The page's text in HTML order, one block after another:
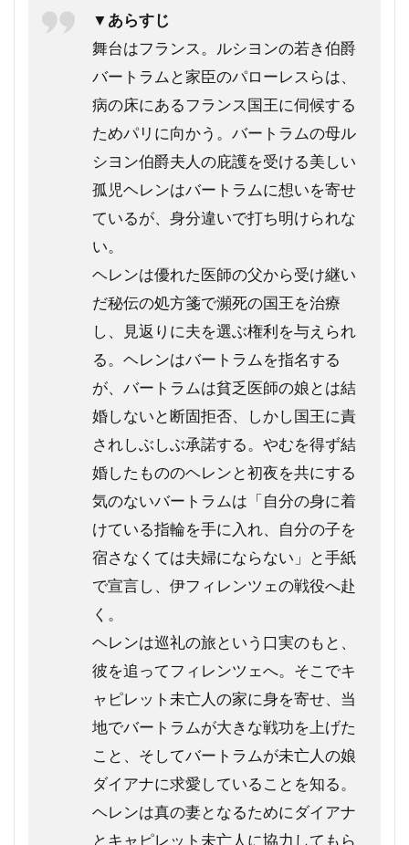
▼あらすじ
舞台はフランス。ルシヨンの若き伯爵
バートラムと家臣のパローレスらは、
病の床にあるフランス国王に伺候する
ためパリに向かう。バートラムの母ル
シヨン伯爵夫人の庇護を受ける美しい
孤児ヘレンはバートラムに想いを寄せ
ているが、身分違いで打ち明けられな
い。
ヘレンは優れた医師の父から受け継い
だ秘伝の処方箋で瀕死の国王を治療
し、見返りに夫を選ぶ権利を与えられ
る。ヘレンはバートラムを指名する
が、バートラムは貧乏医師の娘とは結
婚しないと断固拒否、しかし国王に責
されしぶしぶ承諾する。やむを得ず結
婚したもののヘレンと初夜を共にする
気のないバートラムは「自分の身に着
けている指輪を手に入れ、自分の子を
宿さなくては夫婦にならない」と手紙
で宣言し、伊フィレンツェの戦役へ赴
く。
ヘレンは巡礼の旅という口実のもと、
彼を追ってフィレンツェへ。そこでキ
ャピレット未亡人の家に身を寄せ、当
地でバートラムが大きな戦功を上げた
こと、そしてバートラムが未亡人の娘
ダイアナに求愛していることを知る。
ヘレンは真の妻となるためにダイアナ
とキャピレット未亡人に協力してもら